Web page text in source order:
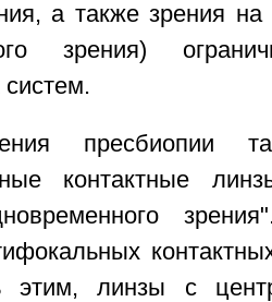
а также зрения на
зрения)
пресбиопии
контактные
этим, линзы с